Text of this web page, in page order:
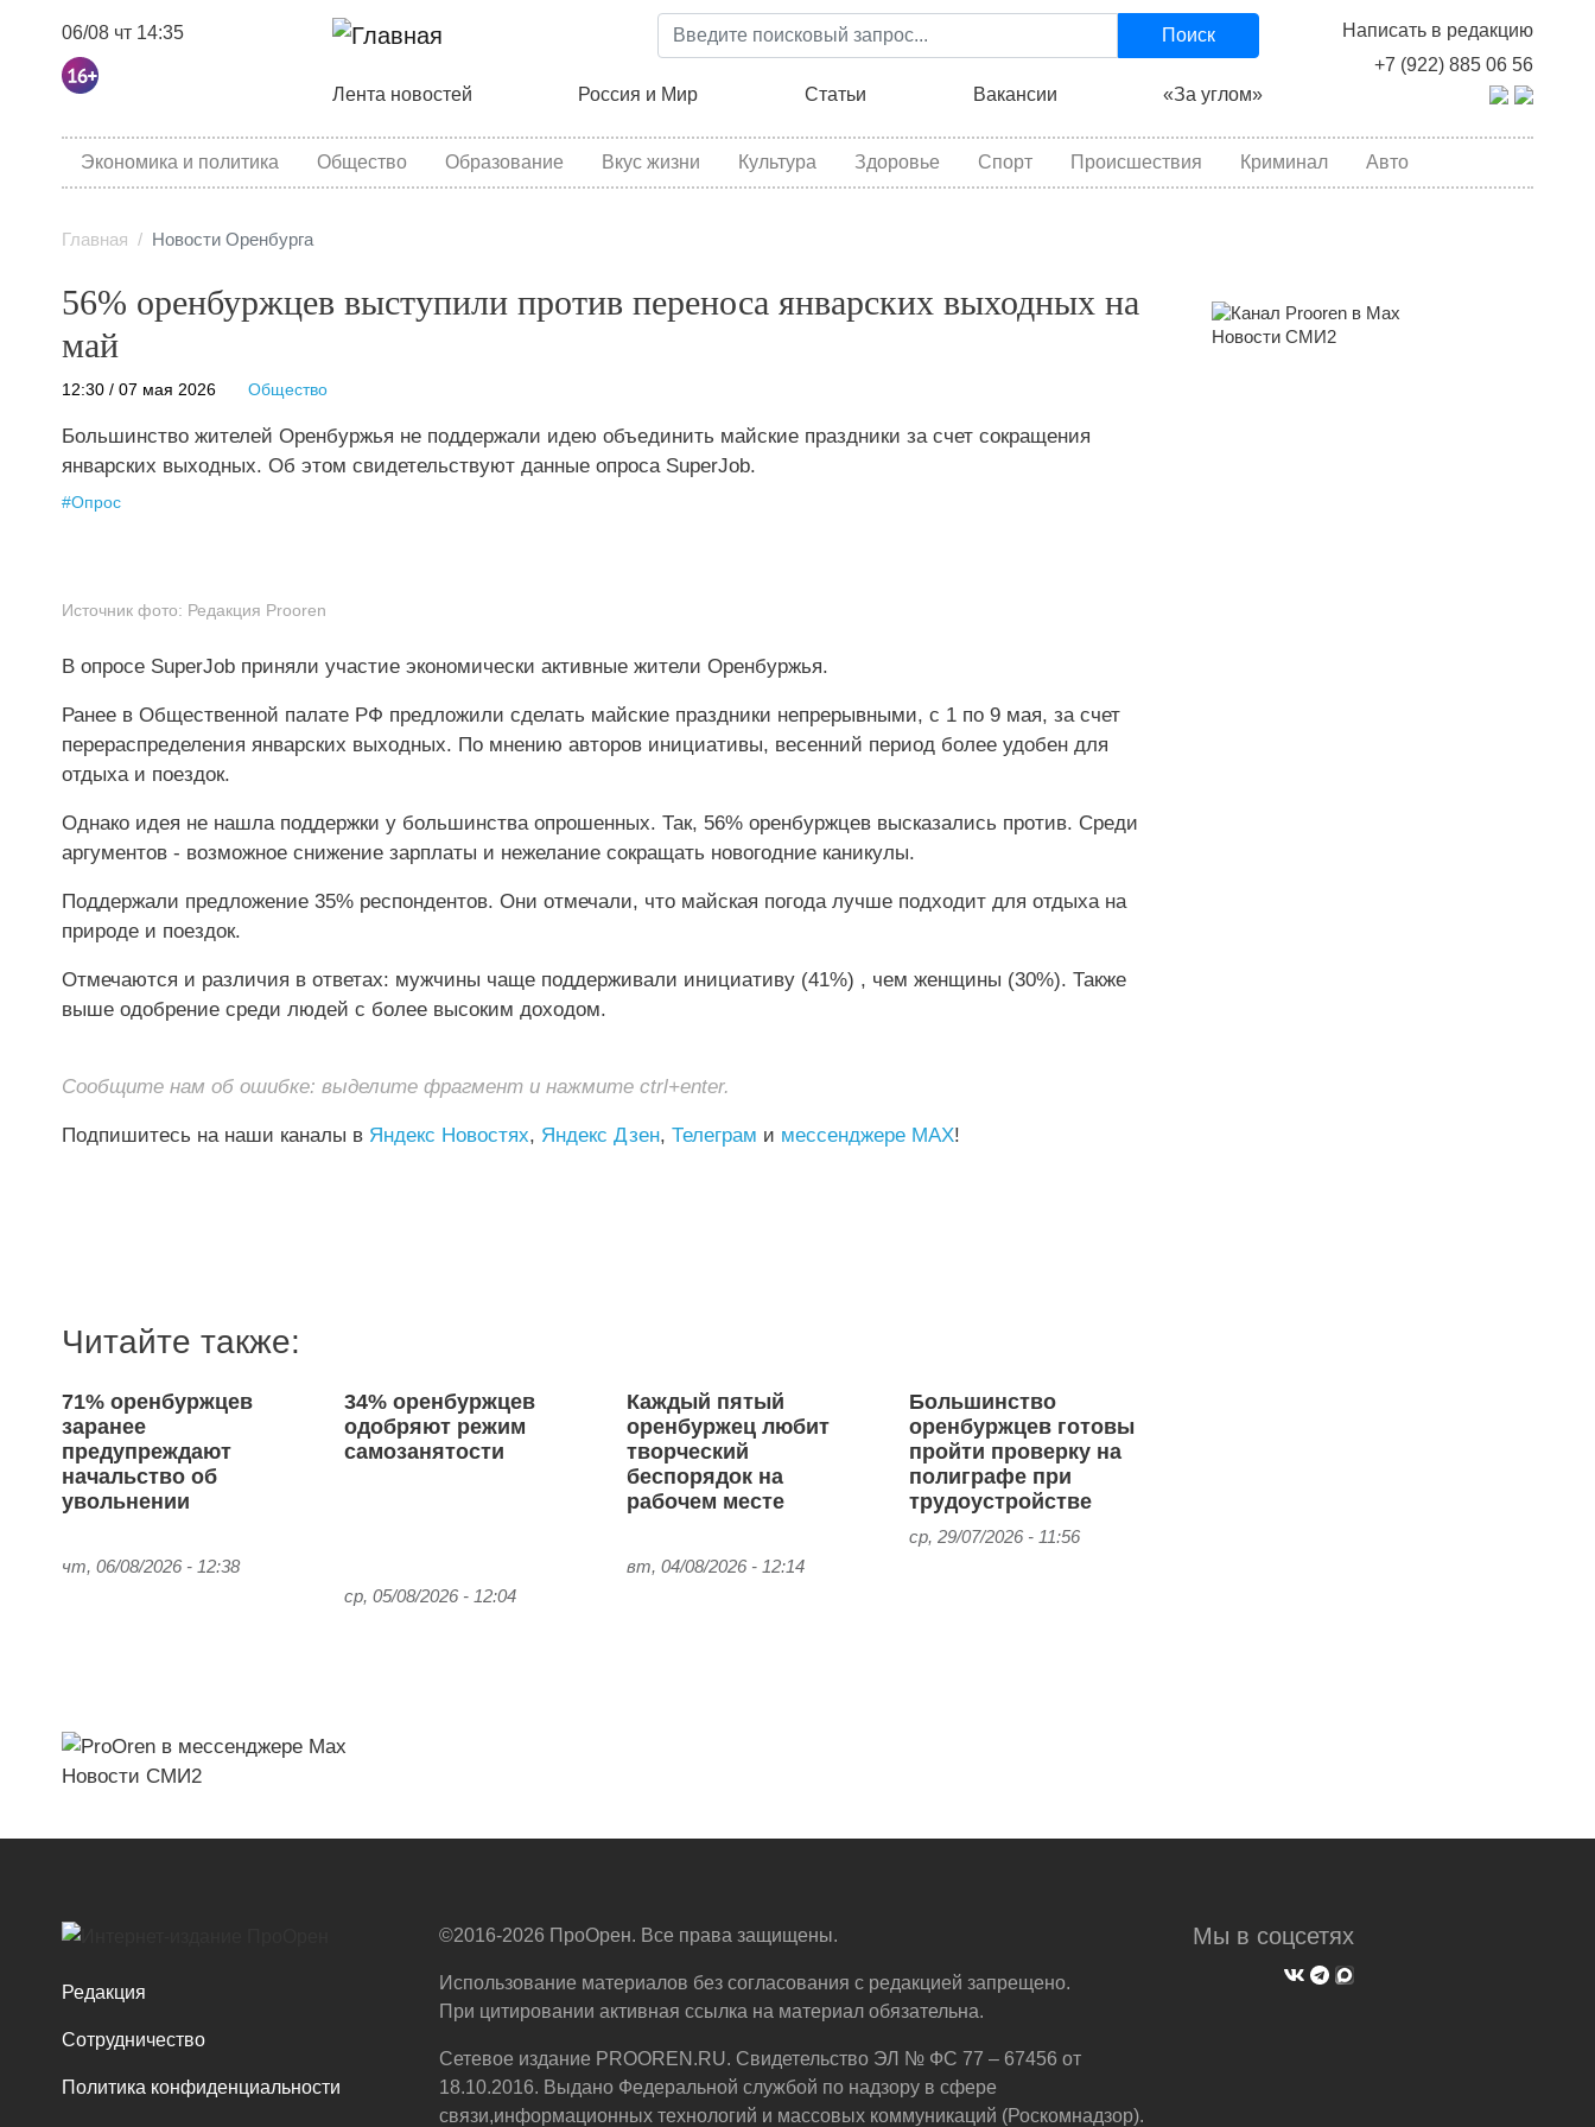
Перейти
к
содержанию
06/08 чт 14:35
Написать в редакцию
+7 (922) 885 06 56
Поиск
Основная навигация
Лента новостей Россия и Мир Статьи Вакансии «За углом»
category menu
Экономика и политика Общество Образование Вкус жизни Культура Здоровье Спорт Происшествия Криминал Авто
Главная Новости Оренбурга
56% оренбуржцев выступили против переноса январских выходных на
май
12:30 / 07 мая 2026 Общество
Большинство жителей Оренбуржья не поддержали идею объединить майские праздники за счет сокращения
январских выходных. Об этом свидетельствуют данные опроса SuperJob.
#Опрос
Источник фото: Редакция Prooren
В опросе SuperJob приняли участие экономически активные жители Оренбуржья.
Ранее в Общественной палате РФ предложили сделать майские праздники непрерывными, с 1 по 9 мая, за счет
перераспределения январских выходных. По мнению авторов инициативы, весенний период более удобен для
отдыха и поездок.
Однако идея не нашла поддержки у большинства опрошенных. Так, 56% оренбуржцев высказались против. Среди
аргументов - возможное снижение зарплаты и нежелание сокращать новогодние каникулы.
Поддержали предложение 35% респондентов. Они отмечали, что майская погода лучше подходит для отдыха на
природе и поездок.
Отмечаются и различия в ответах: мужчины чаще поддерживали инициативу (41%) , чем женщины (30%). Также
выше одобрение среди людей с более высоким доходом.
Сообщите нам об ошибке: выделите фрагмент и нажмите ctrl+enter.
Подпишитесь на наши каналы в Яндекс Новостях, Яндекс Дзен, Телеграм и мессенджере MAX!
Читайте также:
71% оренбуржцев
заранее
предупреждают
начальство об
увольнении
чт, 06/08/2026 - 12:38
34% оренбуржцев
одобряют режим
самозанятости
ср, 05/08/2026 - 12:04
Каждый пятый
оренбуржец любит
творческий
беспорядок на
рабочем месте
вт, 04/08/2026 - 12:14
Большинство
оренбуржцев готовы
пройти проверку на
полиграфе при
трудоустройстве
ср, 29/07/2026 - 11:56
Новости СМИ2
Новости СМИ2
Редакция
Сотрудничество
Политика конфиденциальности
Мы в соцсетях
©2016-2026 ПроОрен. Все права защищены.
Использование материалов без согласования с редакцией запрещено.
При цитировании активная ссылка на материал обязательна.
Сетевое издание PROOREN.RU. Свидетельство ЭЛ № ФС 77 – 67456 от
18.10.2016. Выдано Федеральной службой по надзору в сфере
связи,информационных технологий и массовых коммуникаций (Роскомнадзор).